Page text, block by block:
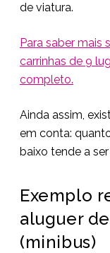
de viatura.
Para saber mais
carrinhas de 9
completo.
Ainda assim,
em conta:
baixo tende a
Exemplo
aluguer
(minibus)